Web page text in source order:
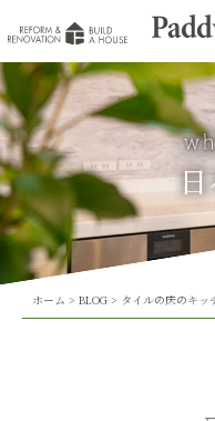
日
ホーム > BLOG> タイルの床のキッ